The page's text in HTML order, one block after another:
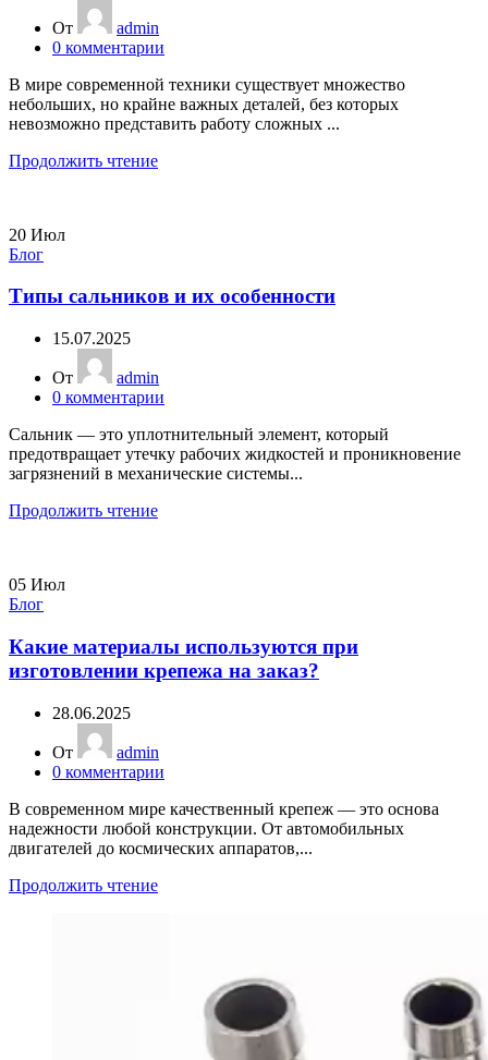
От
admin
0 комментарии
В мире современной техники существует множество
небольших, но крайне важных деталей, без которых
невозможно представить работу сложных ...
Продолжить чтение
20 Июл
Блог
Типы сальников и их особенности
15.07.2025
От
admin
0 комментарии
Сальник — это уплотнительный элемент, который
предотвращает утечку рабочих жидкостей и проникновение
загрязнений в механические системы...
Продолжить чтение
05 Июл
Блог
Какие материалы используются при
изготовлении крепежа на заказ?
28.06.2025
От
admin
0 комментарии
В современном мире качественный крепеж — это основа
надежности любой конструкции. От автомобильных
двигателей до космических аппаратов,...
Продолжить чтение